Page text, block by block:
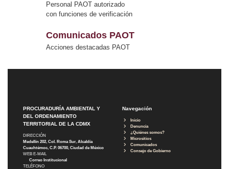
Personal PAOT autorizado
con funciones de verificación
Comunicados PAOT
Acciones destacadas PAOT
PROCURADURÍA AMBIENTAL Y
DEL ORDENAMIENTO
TERRITORIAL DE LA CDMX
DIRECCIÓN
Medellín 202, Col. Roma Sur, Alcaldía
Cuauhtémoc, C.P. 06700, Ciudad de México
WEB E-MAIL
Correo Institucional
TELÉFONO
Navegación
Inicio
Denuncia
¿Quiénes somos?
Micrositios
Comunicados
Consejo de Gobierno